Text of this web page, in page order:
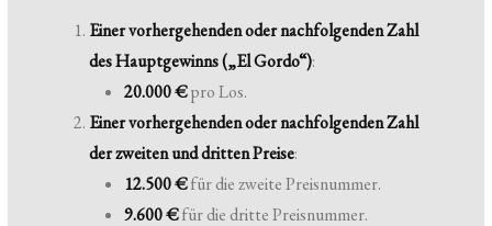
Einer vorhergehenden oder nachfolgenden Zahl
des Hauptgewinns („El Gordo“):
20.000 €pro Los.
Einer vorhergehenden oder nachfolgenden Zahl
der zweiten und dritten Preise:
12.500 €für die zweite Preisnummer.
9.600 €für die dritte Preisnummer.